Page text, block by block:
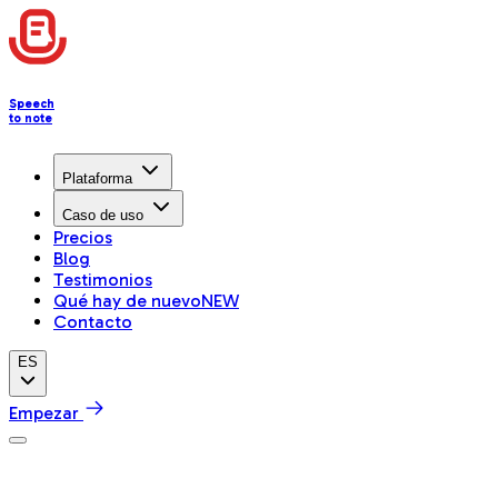
Speech
to note
Plataforma
Caso de uso
Precios
Blog
Testimonios
Qué hay de nuevoNEW
Contacto
ES
Empezar